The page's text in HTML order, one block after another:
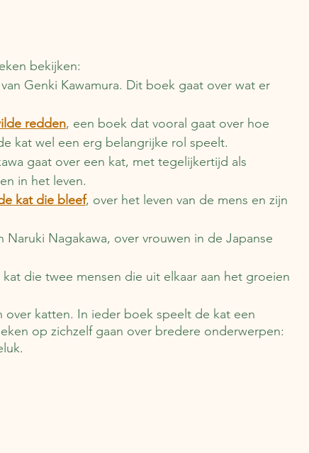
bekijken:
van Genki Kawamura. Dit boek gaat over wat er
redden, een boek dat vooral gaat over hoe
kat wel een erg belangrijke rol speelt.
gaat over een kat, met tegelijkertijd als
in het leven.
kat die bleef, over het leven van de mens en zijn
Naruki Nagakawa, over vrouwen in de Japanse
die twee mensen die uit elkaar aan het groeien
over katten. In ieder boek speelt de kat een
op zichzelf gaan over bredere onderwerpen: